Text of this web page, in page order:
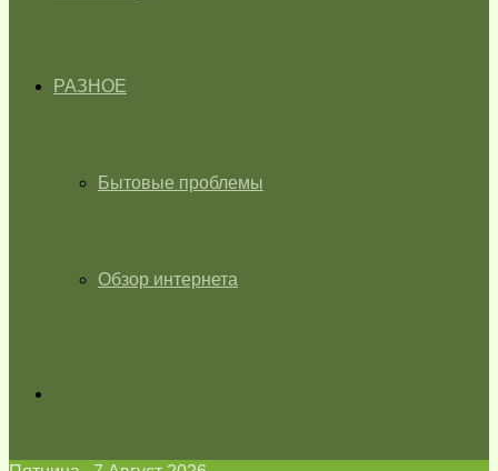
РАЗНОЕ
Бытовые проблемы
Обзор интернета